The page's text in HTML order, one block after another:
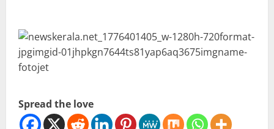
Spread the love